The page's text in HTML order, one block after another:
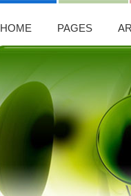
HOME PAGES